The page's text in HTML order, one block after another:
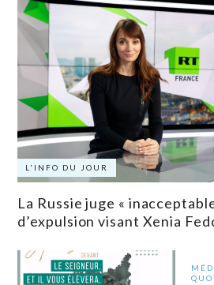
L'INFO DU JOUR
La Russie juge «
d’expulsion visant Xenia